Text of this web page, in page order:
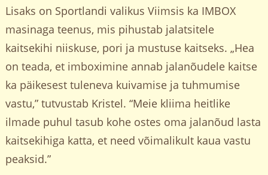
Lisaks on Sportlandi valikus Viimsis ka IMBOX
masinaga teenus, mis pihustab jalatsitele
kaitsekihi niiskuse, pori ja mustuse kaitseks. „Hea
on teada, et imboximine annab jalanõudele kaitse
ka päikesest tuleneva kuivamise ja tuhmumise
vastu,” tutvustab Kristel. “Meie kliima heitlike
ilmade puhul tasub kohe ostes oma jalanõud lasta
kaitsekihiga katta, et need võimalikult kaua vastu
peaksid.”